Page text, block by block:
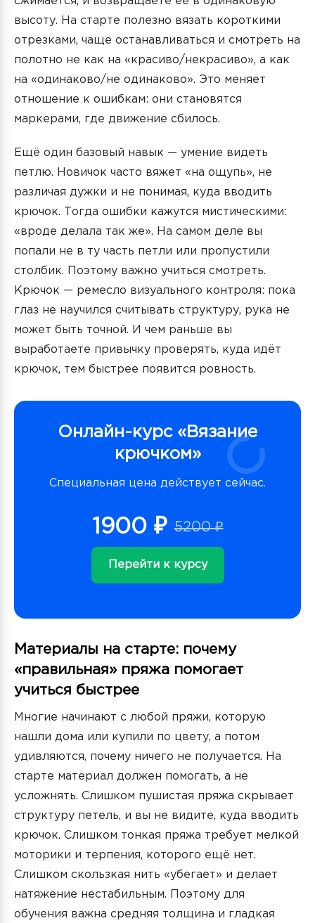
высоту. На старте полезно вязать короткими
отрезками, чаще останавливаться и смотреть на
полотно не как на «красиво/некрасиво», а как
на «одинаково/не одинаково». Это меняет
отношение к ошибкам: они становятся
маркерами, где движение сбилось.
Ещё один базовый навык — умение видеть
петлю. Новичок часто вяжет «на ощупь», не
различая дужки и не понимая, куда вводить
крючок. Тогда ошибки кажутся мистическими:
«вроде делала так же». На самом деле вы
попали не в ту часть петли или пропустили
столбик. Поэтому важно учиться смотреть.
Крючок — ремесло визуального контроля: пока
глаз не научился считывать структуру, рука не
может быть точной. И чем раньше вы
выработаете привычку проверять, куда идёт
крючок, тем быстрее появится ровность.
Онлайн-курс «Вязание
крючком»
Специальная цена действует сейчас.
1900 ₽ 5200 ₽
Перейти к курсу
Материалы на старте: почему
«правильная» пряжа помогает
учиться быстрее
Многие начинают с любой пряжи, которую
нашли дома или купили по цвету, а потом
удивляются, почему ничего не получается. На
старте материал должен помогать, а не
усложнять. Слишком пушистая пряжа скрывает
структуру петель, и вы не видите, куда вводить
крючок. Слишком тонкая пряжа требует мелкой
моторики и терпения, которого ещё нет.
Слишком скользкая нить «убегает» и делает
натяжение нестабильным. Поэтому для
обучения важна средняя толщина и гладкая